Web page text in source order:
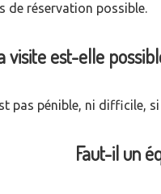
de réservation possible.
visite est-elle
pas pénible, ni difficile,
Faut-il un